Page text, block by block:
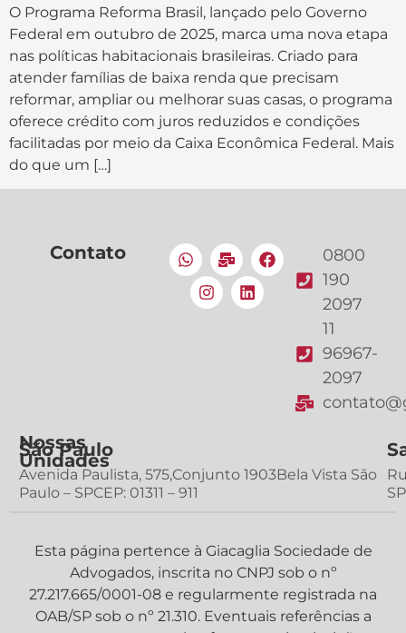
O Programa Reforma Brasil, lançado pelo Governo
Federal em outubro de 2025, marca uma nova etapa
nas políticas habitacionais brasileiras. Criado para
atender famílias de baixa renda que precisam
reformar, ampliar ou melhorar suas casas, o programa
oferece crédito com juros reduzidos e condições
facilitadas por meio da Caixa Econômica Federal. Mais
do que um […]
Contato
0800
190
2097
11
96967-
2097
Nossas
Unidades
São Paulo
Avenida Paulista, 575,Conjunto 1903Bela Vista São
Paulo – SPCEP: 01311 – 911
Esta página pertence à Giacaglia Sociedade de
Advogados, inscrita no CNPJ sob o nº
27.217.665/0001-08 e regularmente registrada na
OAB/SP sob o nº 21.310. Eventuais referências a